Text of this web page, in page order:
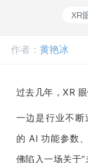
峰
网
XR
作者： 黄艳冰
过去几年，XR
一边是行业不断
的 AI 功能参数
佛陷入一场关于“